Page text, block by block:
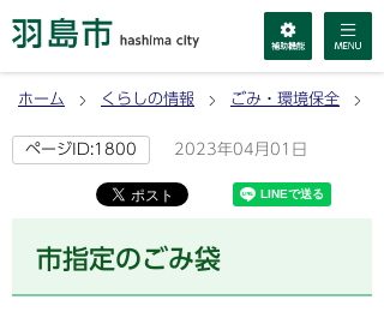
ホーム くらしの情報 ごみ・環境保全
ページID:1800 2023年04月01日
市指定のごみ袋